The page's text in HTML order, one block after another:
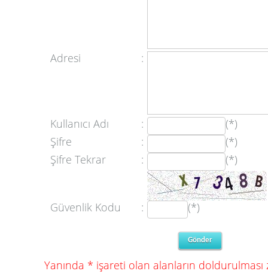
Adresi :
Kullanıcı Adı :
(*)
Şifre
:
(*)
Şifre Tekrar
: (*)
Güvenlik Kodu : (*)
Yanında * işareti olan alanların